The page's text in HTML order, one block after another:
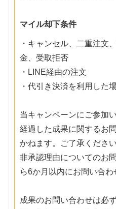
マイル却下条件
・キャンセル、二重注文
金、受取拒否
・LINE経由の注文
・代引き決済を利用した
当キャンペーンにご参加
経過した成果に関するお
かねます。ご了承ください
非承認理由についてのお
ら6か月以内にお問い合わ
成果のお問い合わせは必